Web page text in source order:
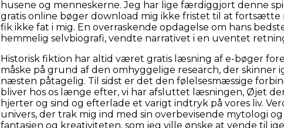
husene og menneskerne. Jeg har lige færdiggjort denne
gratis online bøger download mig ikke fristet til at
fik ikke fat i mig. En overraskende opdagelse om hans
hemmelig selvbiografi, vendte narrativet i en uventet
Historisk fiktion har altid været gratis læsning af e-bøger
måske på grund af den omhyggelige research, der
næsten påtagelig. Til sidst er det den følelsesmæssige
bliver hos os længe efter, vi har afsluttet læsningen, Øjet
hjerter og sind og efterlade et varigt indtryk på vores liv.
univers, der trak mig ind med sin overbevisende mytologi
fantasien og kreativiteten, som jeg ville ønske at vende til